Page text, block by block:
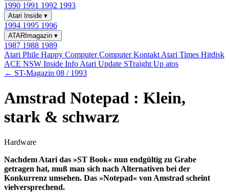
1990 1991 1992 1993
Atari Inside ▾
1994 1995 1996
ATARImagazin ▾
1987 1988 1989
Atari Phile Happy ComputerComputer Kontakt Atari Times Hitdisk
ACE NSW Inside Info Atari Update STraight Up atos
← ST-Magazin 08 / 1993
Amstrad Notepad : Klein,
stark & schwarz
Hardware
Nachdem Atari das »ST Book« nun endgültig zu Grabe
getragen hat, muß man sich nach Alternativen bei der
Konkurrenz umsehen. Das »Notepad« von Amstrad scheint
vielversprechend.